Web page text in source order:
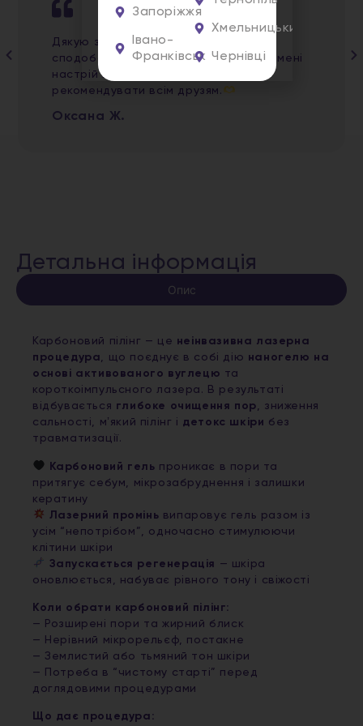
Дякую за ваші «золоті руки». Дуже
сподобалась процедура. Ви підняли мені
настрій на цілий день. Буду
рекомендувати всім друзям.
Оксана Ж.
Детальна інформація
Опис
Карбоновий пілінг — це неінвазивна лазерна
процедура, що поєднує в собі дію наногелю на
основі активованого вуглецю та
короткоімпульсного лазера. В результаті
відбувається глибоке очищення пор, зниження
сальності, мʼякий пілінг і детокс шкіри без
травматизації.
Карбоновий гель проникає в пори та
притягує себум, мікрозабруднення і залишки
кератину
Лазерний промінь випаровує гель разом із
усім “непотрібом”, одночасно стимулюючи
клітини шкіри
Запускається регенерація — шкіра
оновлюється, набуває рівного тону і свіжості
Коли обрати карбоновий пілінг:
— Розширені пори та жирний блиск
— Нерівний мікрорельєф, постакне
— Землистий або тьмяний тон шкіри
— Потреба в “чистому старті” перед
доглядовими процедурами
Що дає процедура:
Запоріжжя
Івано-
Франківськ
Хмельницький
Чернівці